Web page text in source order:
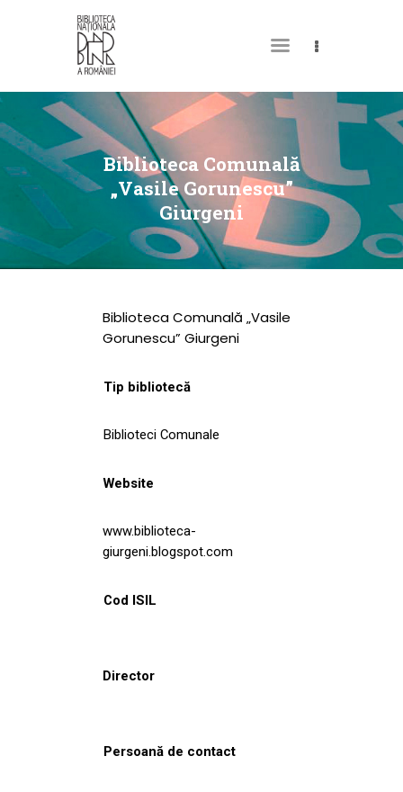
Biblioteca Comunală
„Vasile Gorunescu”
Giurgeni
DESPRE NOI
PERMISUL MEU DE
BIBLIOTECĂ
CATALOAGE ȘI
COLECȚII
BIBLIOTECA DIGITALĂ
EVENIMENTE
CULTURALE
NOUTĂȚI
Biblioteca Comunală „Vasile
Gorunescu” Giurgeni
Tip bibliotecă
Biblioteci Comunale
Website
www.biblioteca-
giurgeni.blogspot.com
Cod ISIL
Director
Persoană de contact